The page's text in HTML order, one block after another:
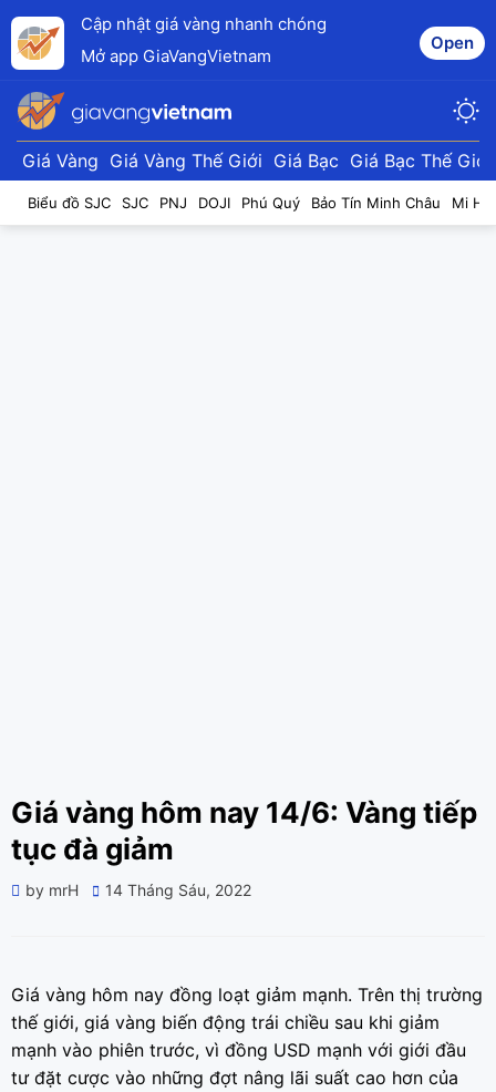
Cập nhật giá vàng nhanh chóng
Mở app GiaVangVietnam
Open
Giá Vàng Giá Vàng Thế Giới Giá Bạc Giá Bạc Thế Giới
Biểu đồ SJC SJC PNJ DOJI Phú Quý Bảo Tín Minh Châu Mi
Giá vàng hôm nay 14/6: Vàng tiếp
tục đà giảm
by mrH
Posted
14 Tháng Sáu, 2022
Giá vàng hôm nay đồng loạt giảm mạnh. Trên thị trường
thế giới, giá vàng biến động trái chiều sau khi giảm
mạnh vào phiên trước, vì đồng USD mạnh với giới đầu
tư đặt cược vào những đợt nâng lãi suất cao hơn của